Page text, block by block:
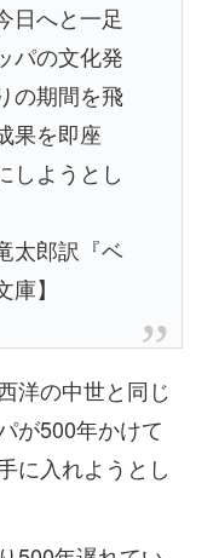
日へと一足
パの文化発
の期間を飛
果を即座
しようとし
太郎訳『ベ
】
洋の中世と同じ
が500年かけて
に入れようとし